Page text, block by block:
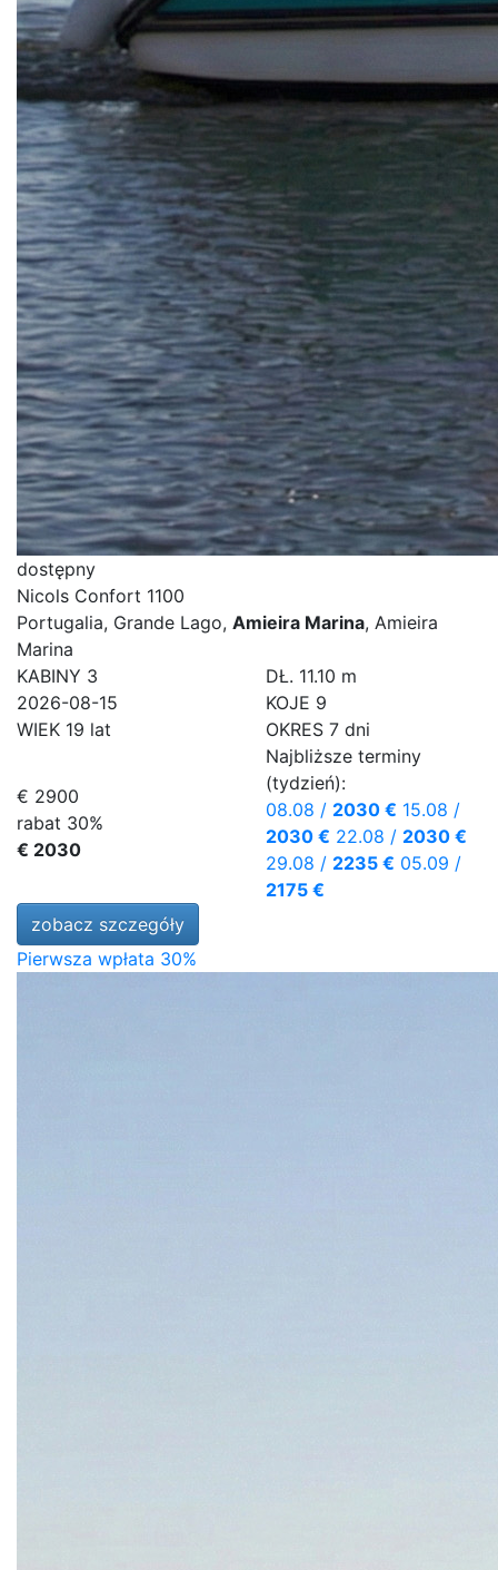
dostępny
Nicols Confort 1100
Portugalia, Grande Lago, Amieira Marina, Amieira
Marina
KABINY 3 DŁ. 11.10 m
2026-08-15
KOJE 9
WIEK 19 lat OKRES 7 dni
€ 2900
rabat 30%
€ 2030
Najbliższe terminy
(tydzień):
08.08 / 2030 € 15.08 /
2030 € 22.08 / 2030 €
29.08 / 2235 € 05.09 /
2175 €
zobacz szczegóły
Pierwsza wpłata 30%